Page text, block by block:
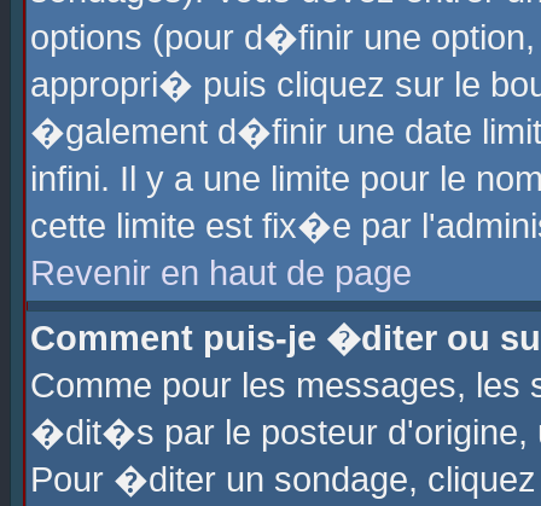
options (pour d�finir une
appropri� puis cliquez sur le
�galement d�finir une date
infini. Il y a une limite pour le
cette limite est fix�e par
Revenir en haut de page
Comment puis-je �diter ou
Comme pour les messages,
�dit�s par le posteur d'origine,
Pour �diter un sondage,